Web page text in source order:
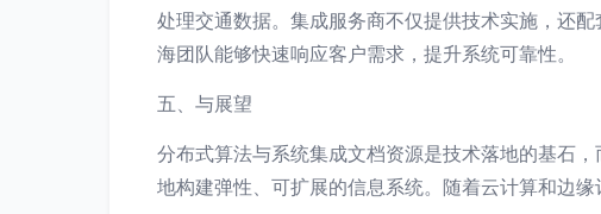
处理交通数据。集成服务商不仅提供技术实施，还
海团队能够快速响应客户需求，提升系统可靠性。
五、与展望
分布式算法与系统集成文档资源是技术落地的基石
地构建弹性、可扩展的信息系统。随着云计算和边